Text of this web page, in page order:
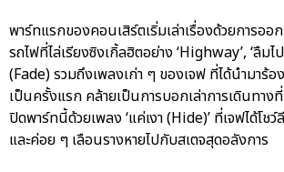
พาร์ทแรกของคอนเสิร์ตเริ่มเล่าเรื่องด้วยการออ
รถไฟที่ไล่เรียงซิงเกิ้ลฮิตอย่าง ‘Highway’, ‘ลืมไ
(Fade) รวมถึงเพลงเก่า ๆ ของเจฟ ที่ได้นำมาร้
เป็นครั้งแรก คล้ายเป็นการบอกเล่าการเดินทาง
ปิดพาร์ทนี้ด้วยเพลง ‘แค่เงา (Hide)’ ที่เจฟได้โชว์
และค่อย ๆ เลือนรางหายไปกับสเตจสุดอลังการ